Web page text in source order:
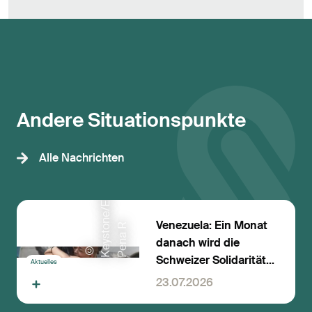
Andere Situationspunkte
Alle Nachrichten
©
K
e
y
s
t
o
n
e
/
E
P
A
/
R
o
n
a
ld
P
e
n
a R
Aktuelles
Venezuela: Ein Monat
danach wird die
Schweizer Solidarität
zu konkreter Hilfe
23.07.2026